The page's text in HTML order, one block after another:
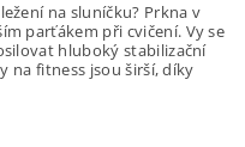
na sluníčku? Prkna v
parťákem při cvičení. Vy se
hluboký stabilizační
na fitness jsou širší, díky